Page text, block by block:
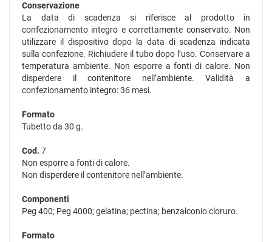
Conservazione
La data di scadenza si riferisce al prodotto in
confezionamento integro e correttamente conservato. Non
utilizzare il dispositivo dopo la data di scadenza indicata
sulla confezione. Richiudere il tubo dopo l’uso. Conservare a
temperatura ambiente. Non esporre a fonti di calore. Non
disperdere il contenitore nell’ambiente. Validità a
confezionamento integro: 36 mesi.
Formato
Tubetto da 30 g.
Cod. 7
Non esporre a fonti di calore.
Non disperdere il contenitore nell’ambiente.
Componenti
Peg 400; Peg 4000; gelatina; pectina; benzalconio cloruro.
Formato